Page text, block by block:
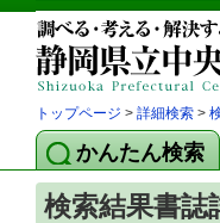
トップページ > 詳細検索 >
かんたん検索
検索結果書誌